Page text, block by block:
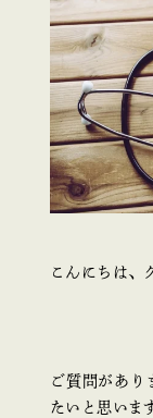
こんにちは、
ご質問があり
たいと思いま